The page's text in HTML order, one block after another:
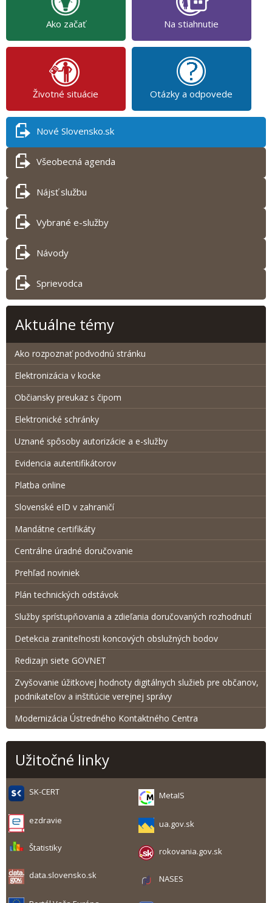
Ako začať Na stiahnutie
Životné situácie Otázky a odpovede
Nové Slovensko.sk
Všeobecná agenda
Nájsť službu
Vybrané e-služby
Návody
Sprievodca
Aktuálne témy
Ako rozpoznať podvodnú stránku
Elektronizácia v kocke
Občiansky preukaz s čipom
Elektronické schránky
Uznané spôsoby autorizácie a e-služby
Evidencia autentifikátorov
Platba online
Slovenské eID v zahraničí
Mandátne certifikáty
Centrálne úradné doručovanie
Prehľad noviniek
Plán technických odstávok
Služby sprístupňovania a zdieľania doručovaných rozhodnutí
Detekcia zraniteľnosti koncových obslužných bodov
Redizajn siete GOVNET
Zvyšovanie úžitkovej hodnoty digitálnych služieb pre občanov,
podnikateľov a inštitúcie verejnej správy
Modernizácia Ústredného Kontaktného Centra
Užitočné linky
SK-CERT MetaIS
ezdravie ua.gov.sk
Štatistiky rokovania.gov.sk
data.slovensko.sk NASES